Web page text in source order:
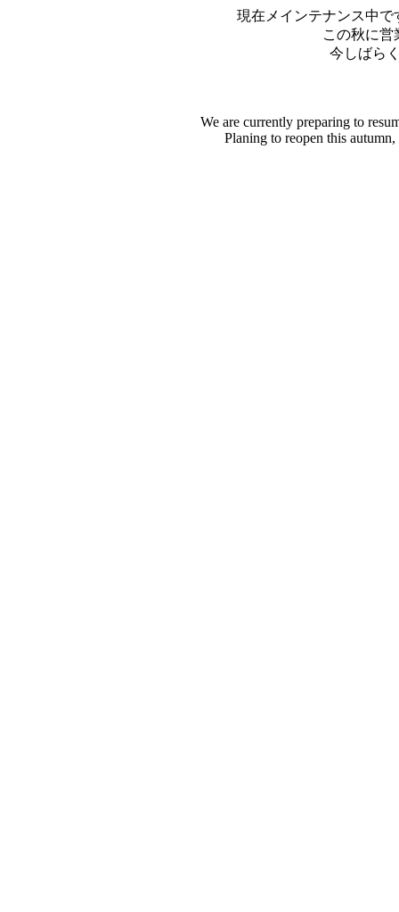
現在メインテナンス中
この秋に営
今しばら
We are currently preparing to
Planing to reopen this